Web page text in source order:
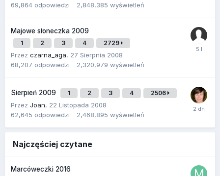
69,864 odpowiedzi 2,848,385 wyświetleń
Majowe słoneczka 2009
1 2 3 4 2729
Przez czarna_aga, 27 Sierpnia 2008
68,207 odpowiedzi 2,320,979 wyświetleń
Sierpień 2009 1 2 3 4 2506
Przez Joan, 22 Listopada 2008
62,645 odpowiedzi 2,468,895 wyświetleń
Najczęściej czytane
Marcóweczki 2016